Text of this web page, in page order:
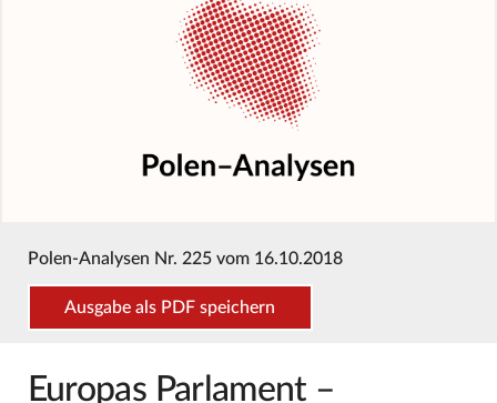
Polen-Analysen Nr. 225 vom 16.10.2018
Ausgabe als PDF speichern
Europas Parlament –